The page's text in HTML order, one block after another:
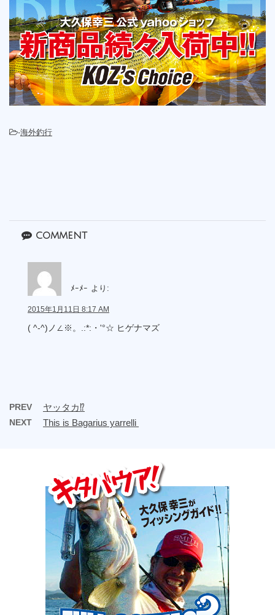
-海外釣行
comment
ﾒｰﾒｰ より:
2015年1月11日 8:17 AM
( ^-^)ノ∠※。.:*:・'°☆ ヒゲナマズ
PREV ヤッタカ⁉︎
NEXT This is Bagarius yarrelli